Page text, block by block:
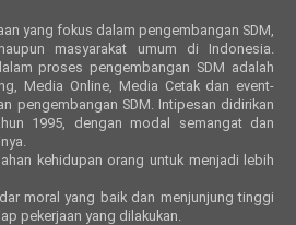
yang fokus dalam pengembangan SDM,
masyarakat umum di Indonesia.
proses pengembangan SDM adalah
Media Online, Media Cetak dan event-
pengembangan SDM. Intipesan didirikan
1995, dengan modal semangat dan
kehidupan orang untuk menjadi lebih
moral yang baik dan menjunjung tinggi
pekerjaan yang dilakukan.